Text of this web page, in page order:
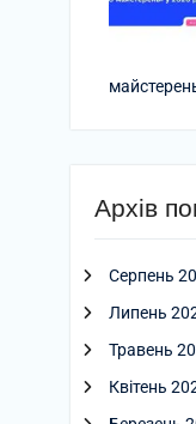
Архів
Серпень
Липень
Травень
Квітень